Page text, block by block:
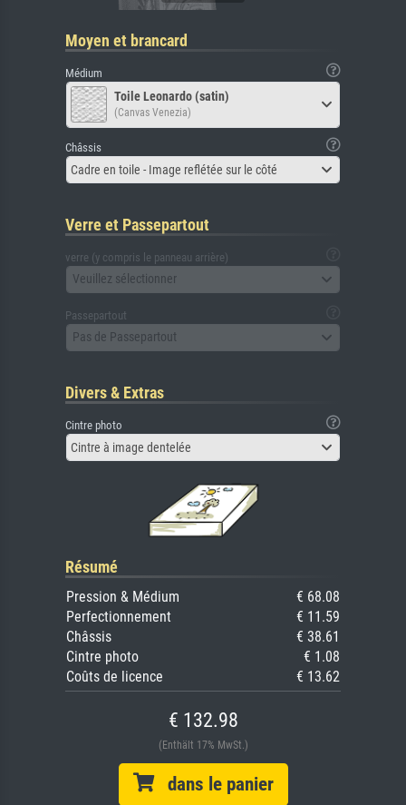
Moyen et brancard
Médium
Toile Leonardo (satin)
(Canvas Venezia)
Châssis
Cadre en toile - Image reflétée sur le côté
Verre et Passepartout
verre (y compris le panneau arrière)
Veuillez sélectionner
Passepartout
Pas de Passepartout
Divers & Extras
Cintre photo
Cintre à image dentelée
Résumé
Pression & Médium
€ 68.08
Perfectionnement
€ 11.59
Châssis
€ 38.61
Cintre photo
€ 1.08
Coûts de licence
€ 13.62
€ 132.98
(Enthält 17% MwSt.)
dans le panier